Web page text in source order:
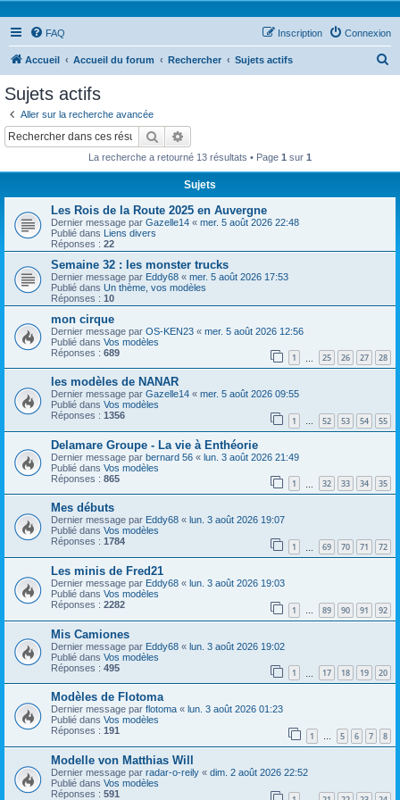
FAQ Connexion
Inscription
Accueil Accueil du forum Rechercher Sujets actifs
r
Sujets actifs
Aller sur la recherche avancée
Rechercher
La recherche a retourné 13 résultats • Page 1 sur 1
Sujets
Les Rois de la Route 2025 en Auvergne
Dernier message par Gazelle14 « mer. 5 août 2026 22:48
Publié dans Liens divers
Réponses : 22
Semaine 32 : les monster trucks
Dernier message par Eddy68 « mer. 5 août 2026 17:53
Publié dans Un thème, vos modèles
Réponses : 10
mon cirque
Dernier message par OS-KEN23 « mer. 5 août 2026 12:56
Publié dans Vos modèles
Réponses : 689 1 25 26 27 28
les modèles de NANAR
Dernier message par Gazelle14 « mer. 5 août 2026 09:55
Publié dans Vos modèles
Réponses : 1356 1 … 52 53 54 55
Delamare Groupe - La vie à Enthéorie
Dernier message par bernard 56 « lun. 3 août 2026 21:49
Publié dans Vos modèles
Réponses : 865 1 32 33 34 35
Mes débuts
Dernier message par Eddy68 « lun. 3 août 2026 19:07
Publié dans Vos modèles
Réponses : 1784 1 69 70 71 72
Les minis de Fred21
Dernier message par Eddy68 « lun. 3 août 2026 19:03
Publié dans Vos modèles
Réponses : 2282 1 … 89 90 91 92
Mis Camiones
Dernier message par Eddy68 « lun. 3 août 2026 19:02
Publié dans Vos modèles
Réponses : 495 1 17 18 19 20
Modèles de Flotoma
Dernier message par flotoma « lun. 3 août 2026 01:23
Publié dans Vos modèles
Réponses : 191 1 … 5 6 7 8
Modelle von Matthias Will
Dernier message par radar-o-reily « dim. 2 août 2026 22:52
Publié dans Vos modèles
Réponses : 591